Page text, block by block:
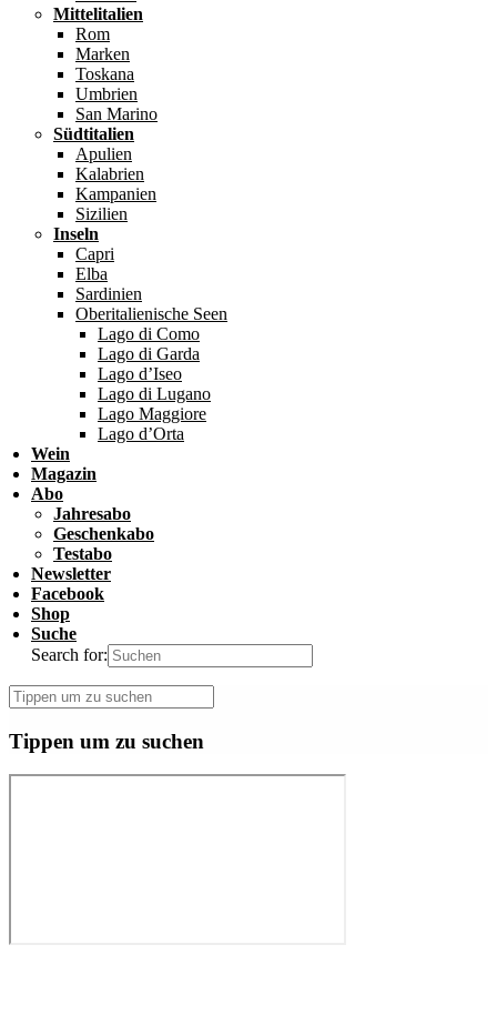
Mittelitalien
Rom
Marken
Toskana
Umbrien
San Marino
Südtitalien
Apulien
Kalabrien
Kampanien
Sizilien
Inseln
Capri
Elba
Sardinien
Oberitalienische Seen
Lago di Como
Lago di Garda
Lago d’Iseo
Lago di Lugano
Lago Maggiore
Lago d’Orta
Wein
Magazin
Abo
Jahresabo
Geschenkabo
Testabo
Newsletter
Facebook
Shop
Suche
Search for:
Tippen um zu suchen